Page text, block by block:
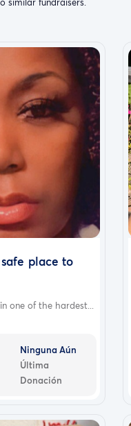
place to
one of the hardest...
Ninguna Aún
Última
Donación